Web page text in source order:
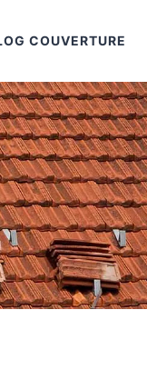
COUVERTURE